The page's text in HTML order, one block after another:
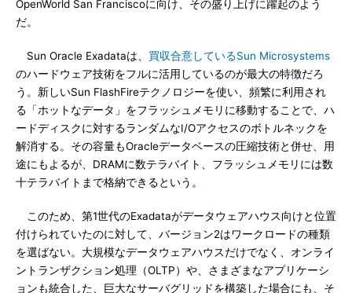
OpenWorld San Franciscoに向け、その盛り上げに躍起のよう
だ。
Sun Oracle Exadataは、 買収合意しているSun Microsystems
のハードウェア技術をフルに活用しているのが最大の特徴だろ
う。新しいSun FlashFireテクノロジーを使い、頻繁に利用され
る「ホットなデータ」をフラッシュメモリに移動することで、ハ
ードディスクに対するランダムなI/Oアクセスのボトルネックを
解消する。その容量もOracleデータベースの圧縮技術と併せ、用
途にもよるが、DRAMに数テラバイト、フラッシュメモリには数
十テラバイトまで格納できるという。
このため、第1世代のExadataがデータウェアハウス向けと位置
付けられていたのに対して、バージョン2はワークロードの種類
を選ばない。大規模なデータウェアハウスだけでなく、オンライ
ントランザクション処理（OLTP）や、さまざまなアプリケーシ
ョンも統合した、巨大なサーバグリッドを構築した場合にも、そ